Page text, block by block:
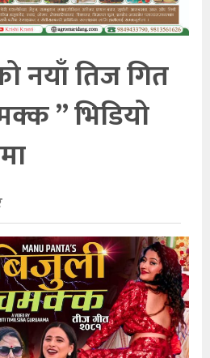
नयाँ तिज गित
” भिडियो